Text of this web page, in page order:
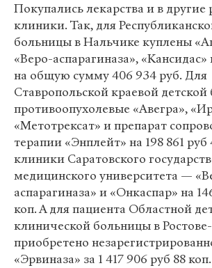
Покупались лекарства и в другие
клиники. Так, для
больницы в Нальчике куплены
«Веро-аспарагиназа»,
на общую сумму 406 934 руб. Для
Ставропольской краевой
противоопухолевые «Авегра»,
«Метотрексат» и препарат
терапии «Энплейт» на 198 861
клиники Саратовского
медицинского университета —
аспарагиназа» и «Онкаспар» на
коп. А для пациента Областной
клинической больницы в
приобретено
«Эрвиназа» за 1 417 906 руб 88 коп.